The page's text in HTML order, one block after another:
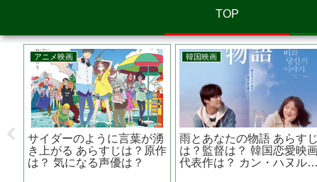
TOP
洋画
ギャング・オブ・ニューヨ
ーク あらすじは？内容か
ら見る背景と史実
邦画
先生を消す方程式の田中圭
主演『びったれ!!!（劇場
版）』伝説の極道が庶民の